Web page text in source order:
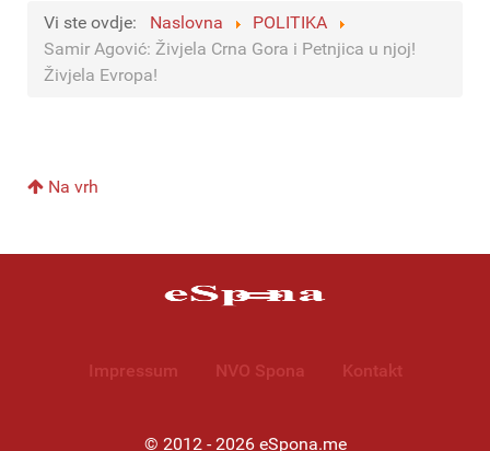
Vi ste ovdje: Naslovna
POLITIKA
Samir Agović: Živjela Crna Gora i Petnjica u njoj!
Živjela Evropa!
Na vrh
Impressum NVO Spona Kontakt
© 2012 - 2026 eSpona.me